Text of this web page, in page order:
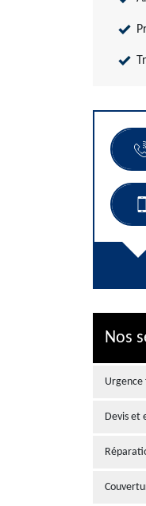
Nos
Devis et